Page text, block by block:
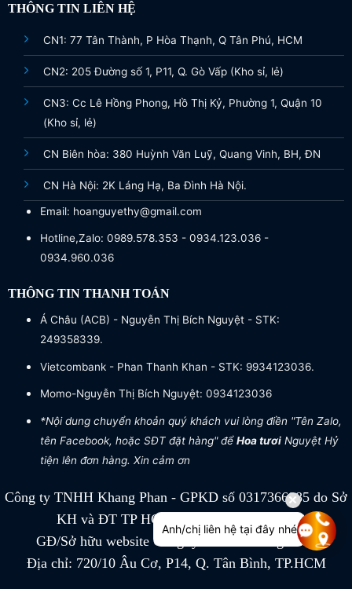
THÔNG TIN LIÊN HỆ
CN1: 77 Tân Thành, P Hòa Thạnh, Q Tân Phú, HCM
CN2: 205 Đường số 1, P11, Q. Gò Vấp (Kho sỉ, lẻ)
CN3: Cc Lê Hồng Phong, Hồ Thị Kỷ, Phường 1, Quận 10
(Kho sỉ, lẻ)
CN Biên hòa: 380 Huỳnh Văn Luỹ, Quang Vinh, BH, ĐN
CN Hà Nội: 2K Láng Hạ, Ba Đình Hà Nội.
Email: hoanguyethy@gmail.com
Hotline,Zalo: 0989.578.353 - 0934.123.036 -
0934.960.036
THÔNG TIN THANH TOÁN
Á Châu (ACB) - Nguyễn Thị Bích Nguyệt - STK:
249358339.
Vietcombank - Phan Thanh Khan - STK: 9934123036.
Momo-Nguyễn Thị Bích Nguyệt: 0934123036
*Nội dung chuyển khoản quý khách vui lòng điền "Tên Zalo,
tên Facebook, hoặc SĐT đặt hàng" đểHoa tươiNguyệt Hỷ
tiện lên đơn hàng. Xin cảm ơn
Công ty TNHH Khang Phan - GPKD số 0317366885 do Sở
KH và ĐT TP HCM cấp ngày 04/07/2022
GĐ/Sở hữu website Công ty TNHH Khang Phan
Địa chỉ: 720/10 Âu Cơ, P14, Q. Tân Bình, TP.HCM
Anh/chị liên hệ tại đây nhé